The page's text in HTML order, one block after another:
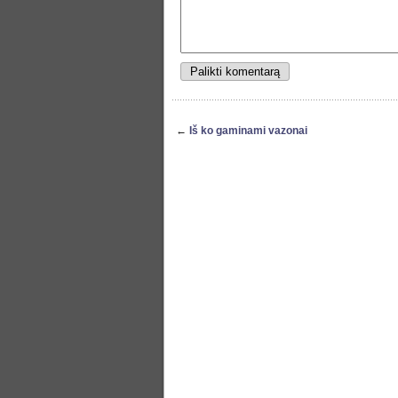
← Iš ko gaminami vazonai